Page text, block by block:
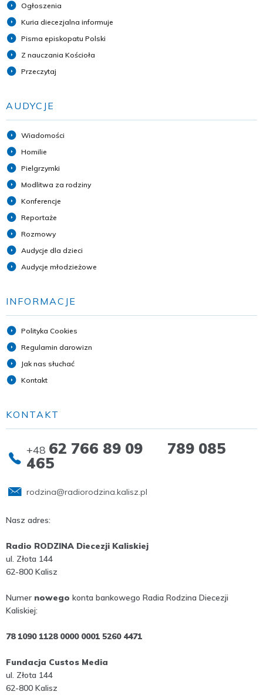
Ogłoszenia
Kuria diecezjalna informuje
Pisma episkopatu Polski
Z nauczania Kościoła
Przeczytaj
AUDYCJE
Wiadomości
Homilie
Pielgrzymki
Modlitwa za rodziny
Konferencje
Reportaże
Rozmowy
Audycje dla dzieci
Audycje młodzieżowe
INFORMACJE
Polityka Cookies
Regulamin darowizn
Jak nas słuchać
Kontakt
KONTAKT
+48 62 766 89 09 789 085
465
rodzina@radiorodzina.kalisz.pl
Nasz adres:
Radio RODZINA Diecezji Kaliskiej
ul. Złota 144
62-800 Kalisz
Numer nowego konta bankowego Radia Rodzina Diecezji
Kaliskiej:
78 1090 1128 0000 0001 5260 4471
Fundacja Custos Media
ul. Złota 144
62-800 Kalisz